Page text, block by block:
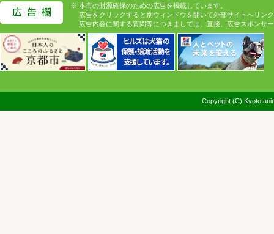
※ 本市の財源確保のための広告を掲載しています。
広告をクリックすると別ウィンドウを開いて外部サイトへリン
広告内容に関する質問等につきましては、直接、広告スポンサ
Copyright (C) Kyoto